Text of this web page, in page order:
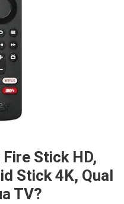
Stick HD,
Stick 4K, Qual
TV?